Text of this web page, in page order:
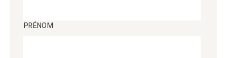
PRÉNOM